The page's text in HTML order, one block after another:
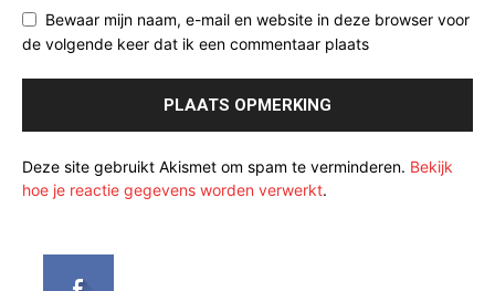
Bewaar mijn naam, e-mail en website in deze browser voor
de volgende keer dat ik een commentaar plaats
Deze site gebruikt Akismet om spam te verminderen. Bekijk
hoe je reactie gegevens worden verwerkt.